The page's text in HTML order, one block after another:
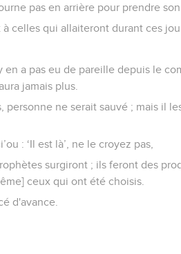
pas en arrière pour prendre son
celles qui allaiteront durant ces
en a pas eu de pareille depuis le
jamais plus.
ne serait sauvé ; mais il
: ‘Il est là’, ne le croyez pas,
surgiront ; ils feront des
ceux qui ont été choisis.
d'avance.